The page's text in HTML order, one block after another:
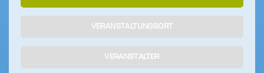
VERANSTALTUNGSORT
VERANSTALTER